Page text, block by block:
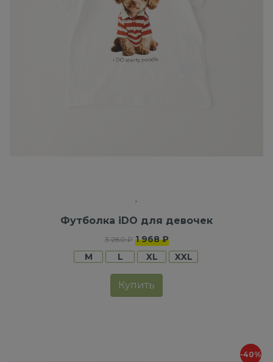
Футболка iDO для девочек
3 280 ₽ 1 968 ₽
M
L XL XXL
Купить
-40%